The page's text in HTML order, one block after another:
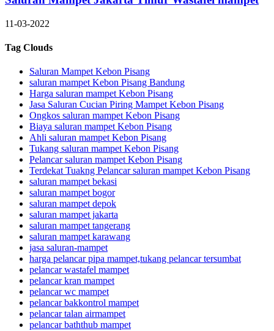
11-03-2022
Tag Clouds
Saluran Mampet Kebon Pisang
saluran mampet Kebon Pisang Bandung
Harga saluran mampet Kebon Pisang
Jasa Saluran Cucian Piring Mampet Kebon Pisang
Ongkos saluran mampet Kebon Pisang
Biaya saluran mampet Kebon Pisang
Ahli saluran mampet Kebon Pisang
Tukang saluran mampet Kebon Pisang
Pelancar saluran mampet Kebon Pisang
Terdekat Tuakng Pelancar saluran mampet Kebon Pisang
saluran mampet bekasi
saluran mampet bogor
saluran mampet depok
saluran mampet jakarta
saluran mampet tangerang
saluran mampet karawang
jasa saluran-mampet
harga pelancar pipa mampet,tukang pelancar tersumbat
pelancar wastafel mampet
pelancar kran mampet
pelancar wc mampet
pelancar bakkontrol mampet
pelancar talan airmampet
pelancar baththub mampet